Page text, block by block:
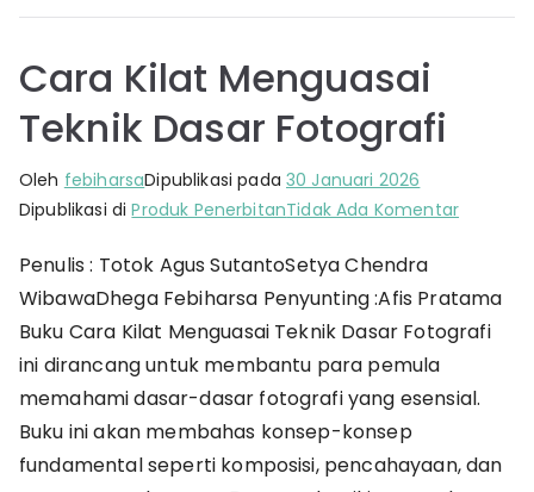
Cara Kilat Menguasai
Teknik Dasar Fotografi
Oleh febiharsaDipublikasi pada 30 Januari 2026
Dipublikasi diProduk PenerbitanTidak Ada Komentarpada
Teknik
Fotografi
Penulis : Totok Agus SutantoSetya Chendra
WibawaDhega Febiharsa Penyunting :Afis Pratama
Buku Cara Kilat Menguasai Teknik Dasar Fotografi
ini dirancang untuk membantu para pemula
memahami dasar-dasar fotografi yang esensial.
Buku ini akan membahas konsep-konsep
fundamental seperti komposisi, pencahayaan, dan